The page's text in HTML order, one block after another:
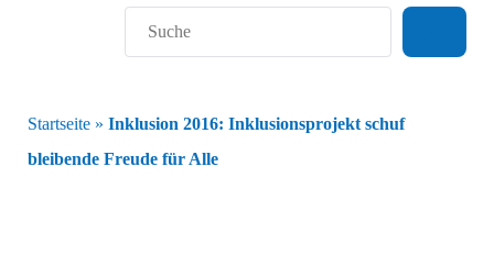
Suchen
Startseite » Inklusion 2016: Inklusionsprojekt schuf
bleibende Freude für Alle